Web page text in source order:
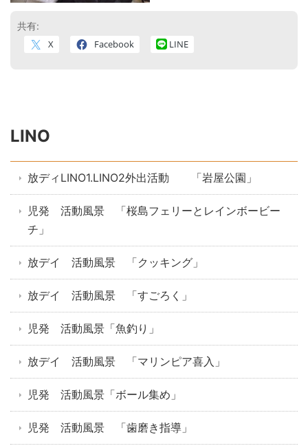
共有:
X Facebook LINE
LINO
放ディLINO1.LINO2外出活動 「岩屋公園」
児発 活動風景 「桜島フェリーとレインボービー
チ」
放デイ 活動風景 「クッキング」
放デイ 活動風景 「すごろく」
児発 活動風景「魚釣り」
放デイ 活動風景 「マリンピア喜入」
児発 活動風景「ボール集め」
児発 活動風景 「歯磨き指導」